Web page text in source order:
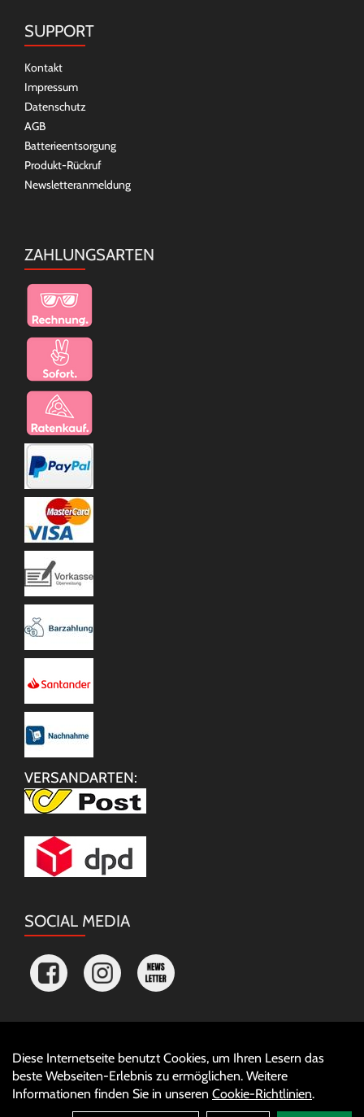
SUPPORT
Kontakt
Impressum
Datenschutz
AGB
Batterieentsorgung
Produkt-Rückruf
Newsletteranmeldung
ZAHLUNGSARTEN
VERSANDARTEN:
SOCIAL MEDIA
Diese Internetseite benutzt Cookies, um Ihren Lesern das
beste Webseiten-Erlebnis zu ermöglichen. Weitere
Informationen finden Sie in unseren Cookie-Richtlinien.
Auftrag widerrufen